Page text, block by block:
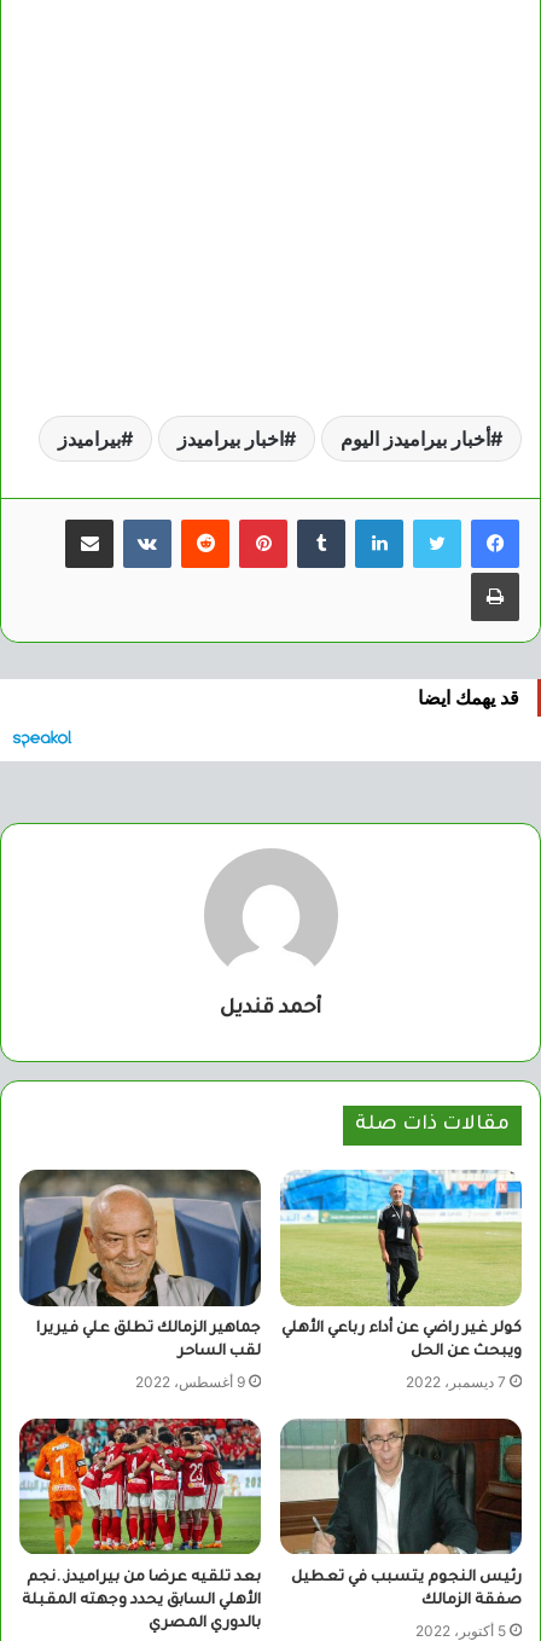
أخبار بيراميدز اليوم اخبار بيراميدز بيراميدز
لينكدإن بينتيريست مشاركة عبر البريد
طباعة
قد يهمك ايضا
أحمد قنديل
مقالات ذات صلة
كولر غير راضي عن أداء رباعي الأهلي
ويبحث عن الحل
7 ديسمبر، 2022
جماهير الزمالك تطلق علي فيريرا
لقب الساحر
9 أغسطس، 2022
رئيس النجوم يتسبب في تعطيل
صفقة الزمالك
5 أكتوبر، 2022
بعد تلقيه عرضا من بيراميدز..نجم
الأهلي السابق يحدد وجهته المقبلة
بالدوري المصري